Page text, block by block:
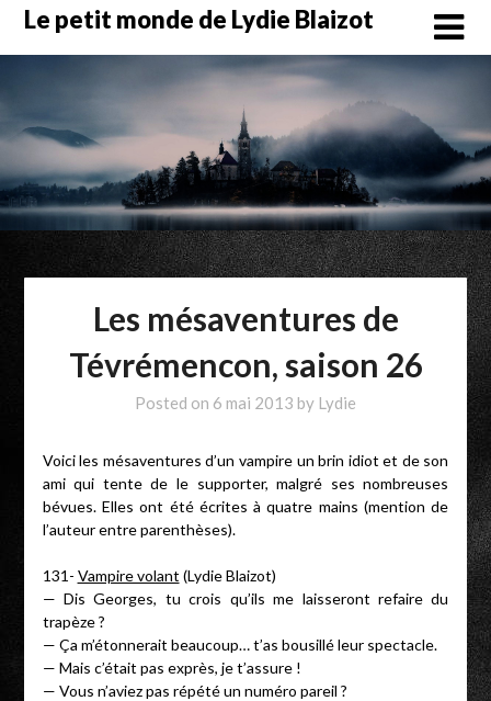
SkipLe petit monde de Lydie Blaizot
Les mésaventures de
Tévrémencon, saison 26
Posted on 6 mai 2013 by Lydie
Voici les mésaventures d’un vampire un brin idiot et de son
ami qui tente de le supporter, malgré ses nombreuses
bévues. Elles ont été écrites à quatre mains (mention de
l’auteur entre parenthèses).
131- Vampire volant (Lydie Blaizot)
— Dis Georges, tu crois qu’ils me laisseront refaire du
trapèze ?
— Ça m’étonnerait beaucoup… t’as bousillé leur spectacle.
— Mais c’était pas exprès, je t’assure !
— Vous n’aviez pas répété un numéro pareil ?